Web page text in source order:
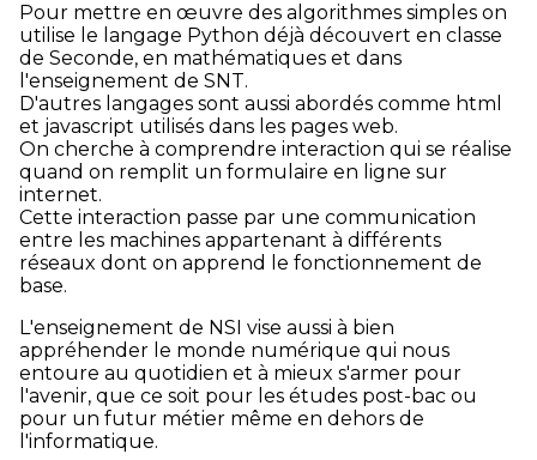
Pour mettre en œuvre des algorithmes simples on
utilise le langage Python déjà découvert en classe
de Seconde, en mathématiques et dans
l'enseignement de SNT.
D'autres langages sont aussi abordés comme html
et javascript utilisés dans les pages web.
On cherche à comprendre interaction qui se réalise
quand on remplit un formulaire en ligne sur
internet.
Cette interaction passe par une communication
entre les machines appartenant à différents
réseaux dont on apprend le fonctionnement de
base.
L'enseignement de NSI vise aussi à bien
appréhender le monde numérique qui nous
entoure au quotidien et à mieux s'armer pour
l'avenir, que ce soit pour les études post-bac ou
pour un futur métier même en dehors de
l'informatique.